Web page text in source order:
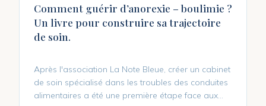
Comment guérir d’anorexie – boulimie ?
Un livre pour construire sa trajectoire
de soin.
Après l'association La Note Bleue, créer un cabinet
de soin spécialisé dans les troubles des conduites
alimentaires a été une première étape face aux...